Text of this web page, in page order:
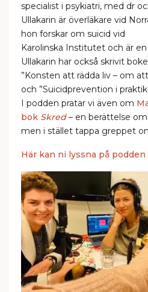
specialist i psykiatri, med dr
Ullakarin är överläkare vid
hon forskar om suicid vid
Karolinska Institutet och är
Ullakarin har också skrivit
”Konsten att rädda liv – om
och ”Suicidprevention i
I podden pratar vi även om
bok Skred – en berättelse
men i stället tappa greppet
Här kan ni lyssna på podden